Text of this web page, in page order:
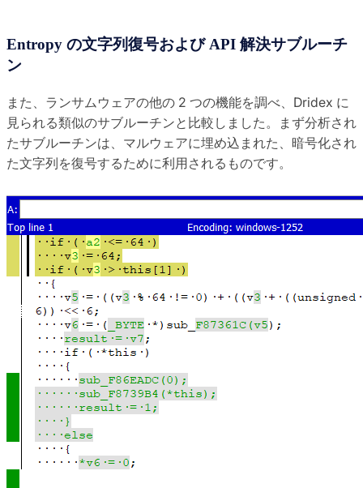
Entropy の文字列復号および API 解決サブルーチ
ン
また、ランサムウェアの他の 2 つの機能を調べ、Dridex に
見られる類似のサブルーチンと比較しました。まず分析され
たサブルーチンは、マルウェアに埋め込まれた、暗号化され
た文字列を復号するために利用されるものです。